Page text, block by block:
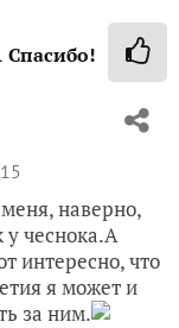
Спасибо!
наверно,
у чеснока.А
интересно, что
я может и
за ним.